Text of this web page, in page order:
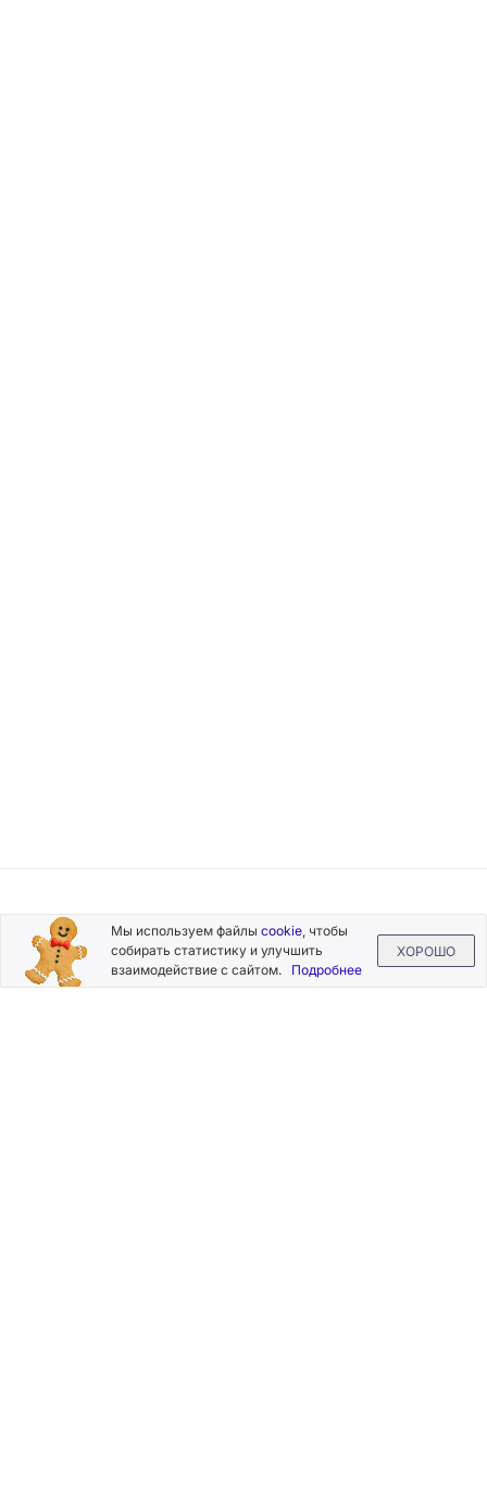
Подписывайтесь
на новости и акции
Мы используем файлы cookie, чтобы
собирать статистику и улучшить
взаимодействие с сайтом. Подробнее
ХОРОШО